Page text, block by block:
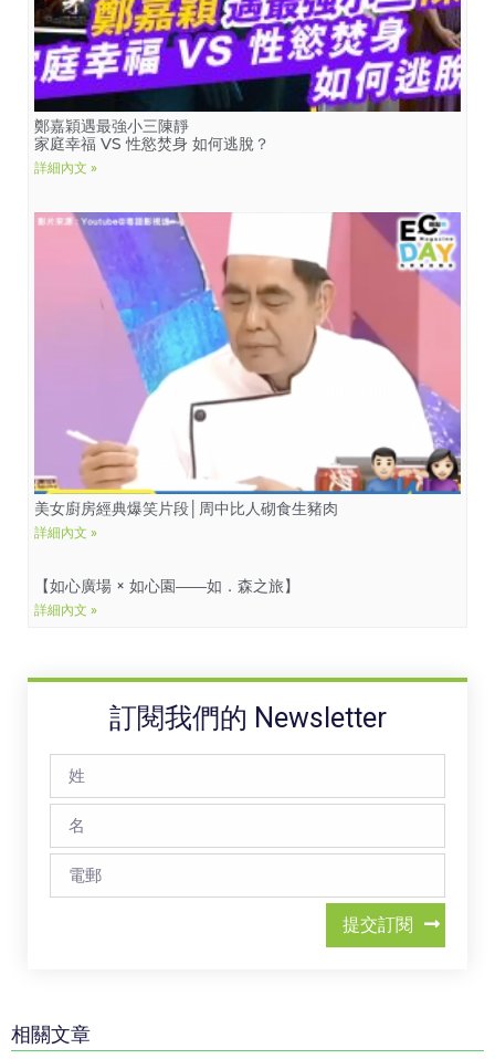
鄭嘉穎遇最強小三陳靜
家庭幸福 VS 性慾焚身 如何逃脫？
詳細內文 »
美女廚房經典爆笑片段│周中比人砌食生豬肉
詳細內文 »
【如心廣場 × 如心園――如．森之旅】
詳細內文 »
訂閱我們的 Newsletter
提交訂閱
相關文章